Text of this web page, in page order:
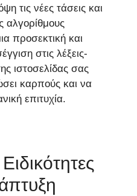
τις νέες τάσεις και
αλγορίθμους
προσεκτική και
στις λέξεις-
ιστοσελίδας σας
καρπούς και να
επιτυχία.